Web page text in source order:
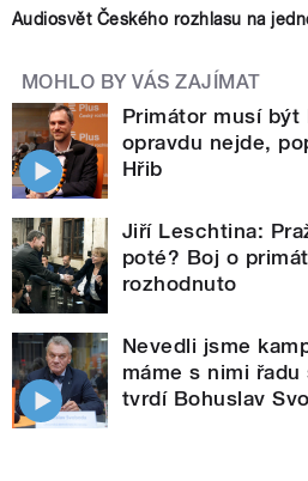
Audiosvět Českého rozhlasu na
MOHLO BY VÁS ZAJÍMAT
Primátor musí být
opravdu nejde,
Hřib
Jiří Leschtina:
poté? Boj o
rozhodnuto
Nevedli jsme
máme s nimi
tvrdí Bohuslav